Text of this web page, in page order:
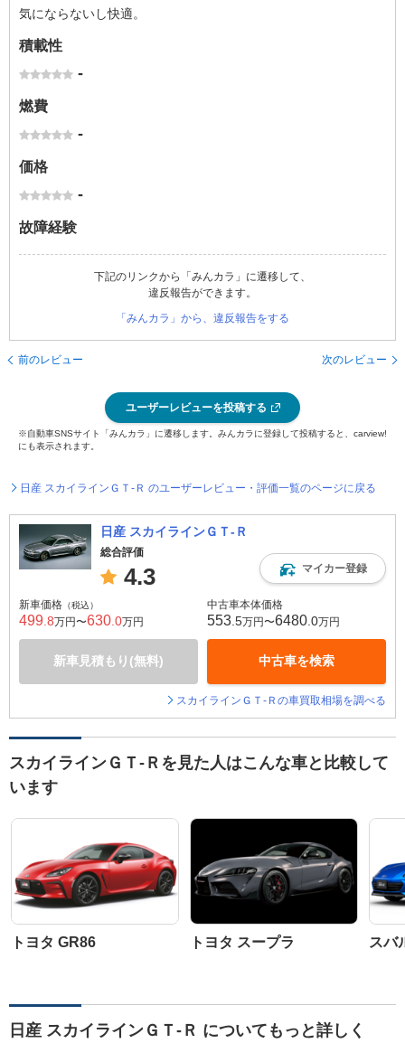
気にならないし快適。
積載性
-
燃費
-
価格
-
故障経験
下記のリンクから「みんカラ」に遷移して、
違反報告ができます。
「みんカラ」から、違反報告をする
前のレビュー 次のレビュー
ユーザーレビューを投稿する
※自動車SNSサイト「みんカラ」に遷移します。みんカラに登録して投稿すると、carview!
にも表示されます。
日産 スカイラインＧＴ‐Ｒ のユーザーレビュー・評価一覧のページに戻る
日産 スカイラインＧＴ‐Ｒ
総合評価
4.3 マイカー登録
新車価格 （税込）
499 .8万円〜630 .0万円
新車見積もり(無料)
中古車本体価格
553 .5万円〜6480 .0万円
中古車を検索
スカイラインＧＴ‐Ｒの車買取相場を調べる
スカイラインＧＴ‐Ｒを見た人はこんな車と比較して
います
トヨタ GR86 トヨタ スープラ スバ
日産 スカイラインＧＴ‐Ｒ についてもっと詳しく